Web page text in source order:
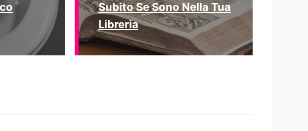
Subito Se Sono Nella Tua
Libreria